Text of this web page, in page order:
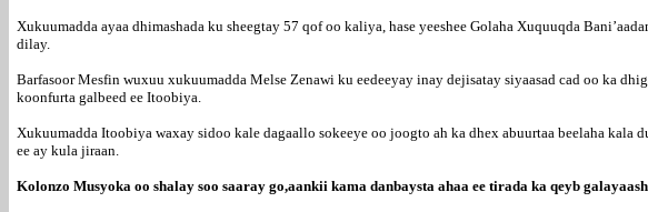
Xukuumadda ayaa dhimashada ku sheegtay 57 qof oo kaliya, hase yeeshee Golaha Xuquuqda
dilay.
Barfasoor Mesfin wuxuu xukuumadda Melse Zenawi ku eedeeyay inay dejisatay siyaasad cad oo ka
koonfurta galbeed ee Itoobiya.
Xukuumadda Itoobiya waxay sidoo kale dagaallo sokeeye oo joogto ah ka dhex abuurtaa beelaha kala
ee ay kula jiraan.
Kolonzo Musyoka oo shalay soo saaray go,aankii kama danbaysta ahaa ee tirada ka qeyb